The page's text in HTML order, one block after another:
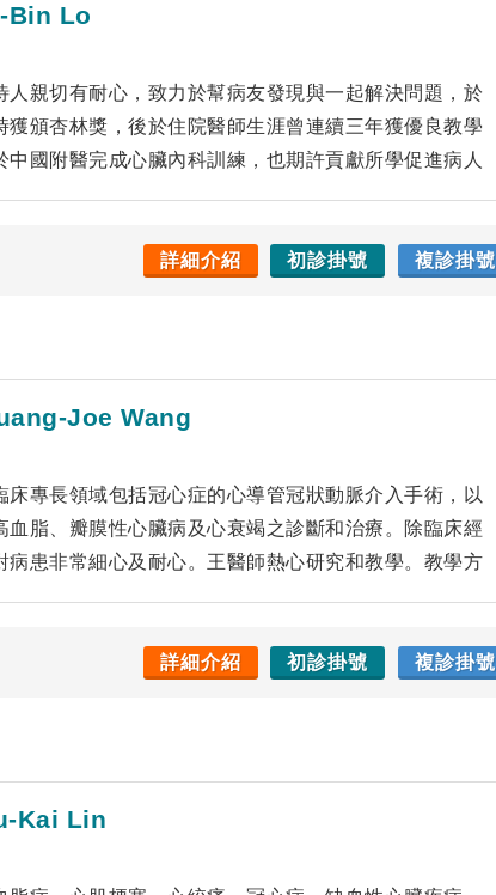
能診斷競賽得到第一名。
Bin Lo
人親切有耐心，致力於幫病友發現與一起解決問題，於
獲頒杏林獎，後於住院醫師生涯曾連續三年獲優良教學
中國附醫完成心臟內科訓練，也期許貢獻所學促進病人
詳細介紹 初診掛號 複診掛號
Joe Wang
床專長領域包括冠心症的心導管冠狀動脈介入手術，以
血脂、瓣膜性心臟病及心衰竭之診斷和治療。除臨床經
病患非常細心及耐心。王醫師熱心研究和教學。教學方
學術期刊發表30 幾篇論文。王醫師期望能結合臨床和基
詳細介紹 初診掛號 複診掛號
Kai Lin